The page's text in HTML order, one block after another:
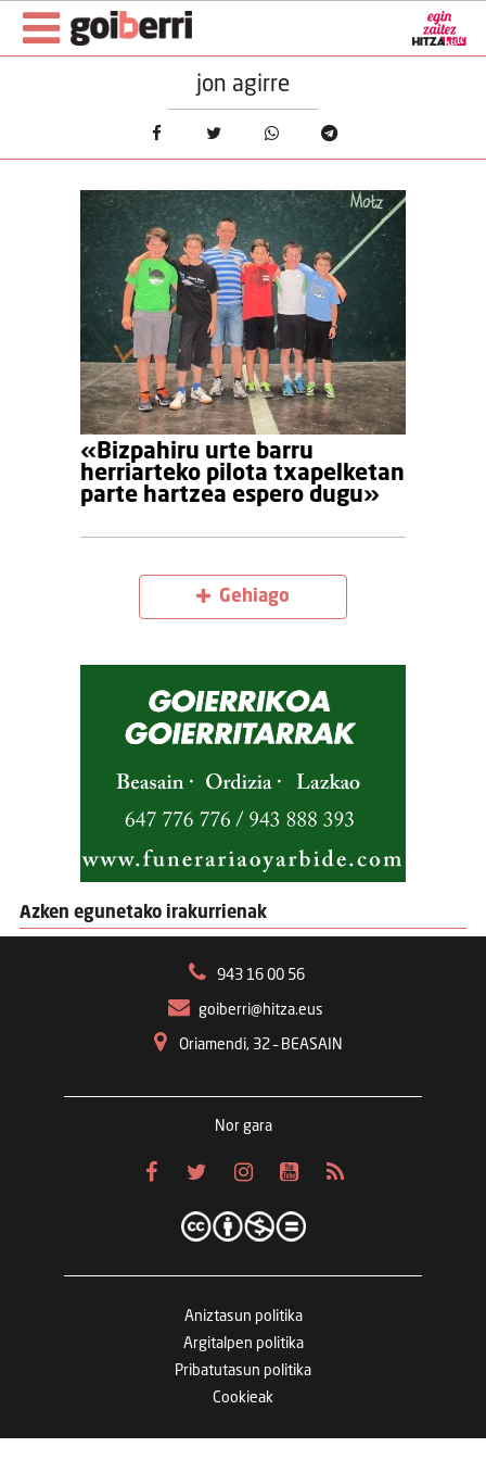
jon agirre
«Bizpahiru urte barru
herriarteko pilota txapelketan
parte hartzea espero dugu»
Gehiago
Azken egunetako irakurrienak
943 16 00 56
goiberri@hitza.eus
Oriamendi, 32 – BEASAIN
Nor gara
Aniztasun politika
Argitalpen politika
Pribatutasun politika
Cookieak